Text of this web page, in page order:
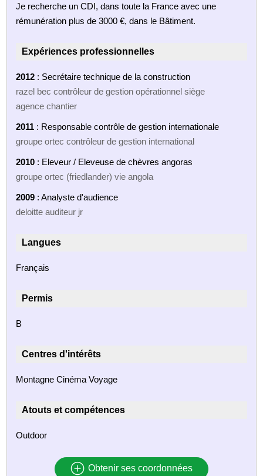
Je recherche un CDI, dans toute la France avec une
rémunération plus de 3000 €, dans le Bâtiment.
Expériences professionnelles
2012 : Secrétaire technique de la construction
razel bec contrôleur de gestion opérationnel siège
agence chantier
2011 : Responsable contrôle de gestion internationale
groupe ortec contrôleur de gestion international
2010 : Eleveur / Eleveuse de chèvres angoras
groupe ortec (friedlander) vie angola
2009 : Analyste d'audience
deloitte auditeur jr
Langues
Français
Permis
B
Centres d'intérêts
Montagne Cinéma Voyage
Atouts et compétences
Outdoor
Obtenir ses coordonnées